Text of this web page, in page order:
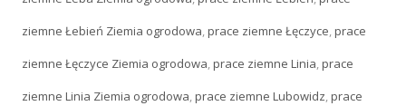
ziemne Łebień Ziemia ogrodowa,prace ziemne Łęczyce,prace
ziemne Łęczyce Ziemia ogrodowa,prace ziemne Linia,prace
ziemne Linia Ziemia ogrodowa,prace ziemne Lubowidz,prace